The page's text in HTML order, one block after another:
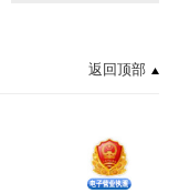
返回顶部